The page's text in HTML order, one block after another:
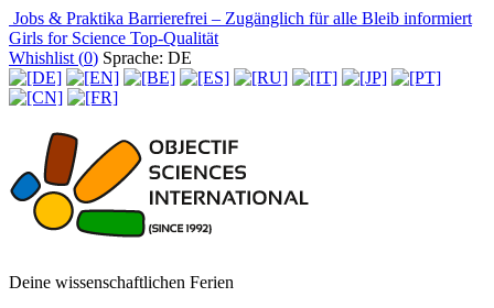
Jobs & Praktika Barrierefrei – Zugänglich für alle Bleib informiert
Girls for Science Top-Qualität
Whishlist (0) Sprache: DE
Deine wissenschaftlichen Ferien